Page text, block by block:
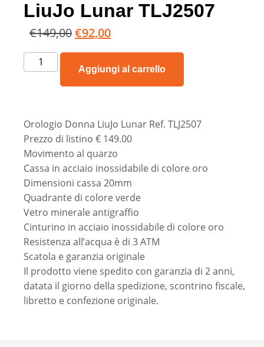
LiuJo Lunar TLJ2507
€149,00€92,00
Aggiungi al carrello
Orologio Donna LiuJo Lunar Ref. TLJ2507
Prezzo di listino € 149.00
Movimento al quarzo
Cassa in acciaio inossidabile di colore oro
Dimensioni cassa 20mm
Quadrante di colore verde
Vetro minerale antigraffio
Cinturino in acciaio inossidabile di colore oro
Resistenza all’acqua è di 3 ATM
Scatola e garanzia originale
Il prodotto viene spedito con garanzia di 2 anni,
datata il giorno della spedizione, scontrino fiscale,
libretto e confezione originale.